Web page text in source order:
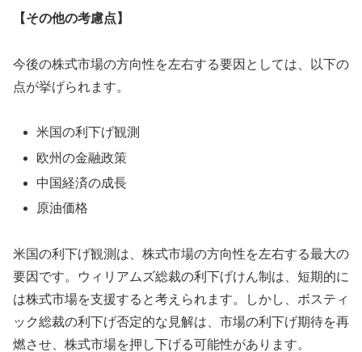
【その他の考慮点】
今後の株式市場の方向性を左右する要因としては、以下の
点が挙げられます。
米国の利下げ観測
欧州の金融政策
中国経済の成長
原油価格
米国の利下げ観測は、株式市場の方向性を左右する最大の
要因です。ウィリアムズ総裁の利下げけん制は、短期的に
は株式市場を支援すると考えられます。しかし、ボスティ
ック総裁の利下げ否定的な見解は、市場の利下げ期待を再
燃させ、株式市場を押し下げる可能性があります。